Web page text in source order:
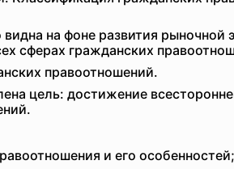
на фоне развития рыночной
сферах гражданских
правоотношений.
цель: достижение
и его особенностей;